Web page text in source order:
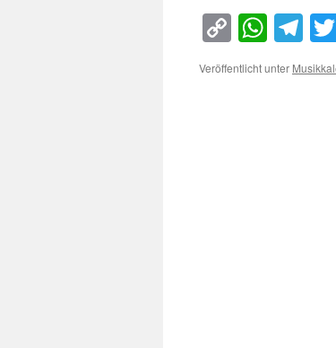
Copy
Link
Veröffentlicht unter